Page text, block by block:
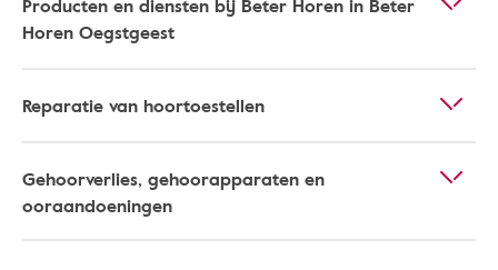
Producten en diensten bij Beter Horen in Beter
Horen Oegstgeest
Reparatie van hoortoestellen
Gehoorverlies, gehoorapparaten en
ooraandoeningen